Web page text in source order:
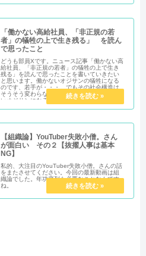
「働かない高給社員、「非正規の若
者」の犠牲の上で生き残る」 を読ん
で思ったこと
どうも部員Xです。ニュース記事「働かない高
給社員、「非正規の若者」の犠牲の上で生き
残る」を読んで思ったことを書いていきたい
と思います。働かないオジサンの犠牲になる
のです、若手が・・・。でもその社会構造は
そうそう変わらないから・・・自分が働かな
いオジサンになる！！？という案もあるかな
【組織論】YouTuber失敗小僧。さん
が面白い その２【抜擢人事は基本
NG】
私的、大注目のYouTuber失敗小僧。さんの話
をまたさせてください。今回の最新動画は組
織論でした。年功序列も必要なことなんです
ね。